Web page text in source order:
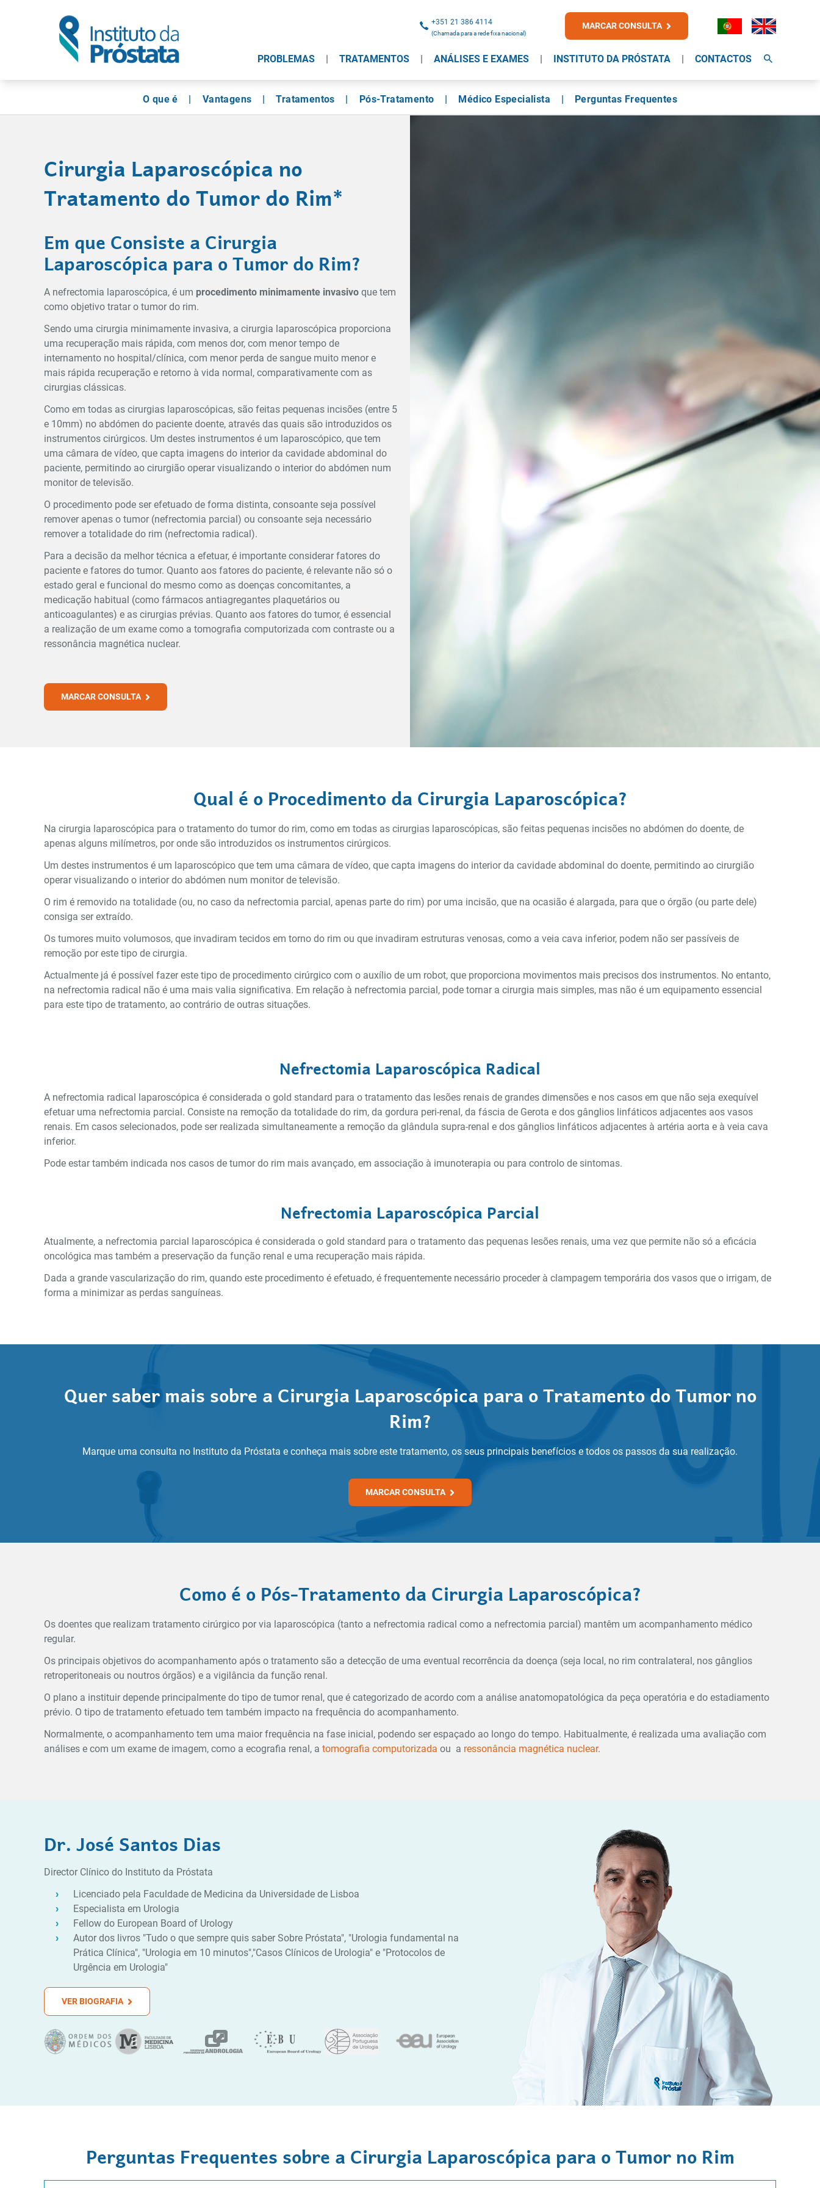
+351 21 386 4114
(Chamada para a rede fixa nacional)
MARCAR CONSULTA
PROBLEMAS TRATAMENTOS ANÁLISES E EXAMES INSTITUTO DA PRÓSTATA CONTACTOS
O que é Vantagens Tratamentos Pós-Tratamento Médico Especialista Perguntas Frequentes
Cirurgia Laparoscópica no
Tratamento do Tumor do Rim*
Em que Consiste a Cirurgia
Laparoscópica para o Tumor do Rim?
A nefrectomia laparoscópica, é um procedimento minimamente invasivo que tem
como objetivo tratar o tumor do rim.
Sendo uma cirurgia minimamente invasiva, a cirurgia laparoscópica proporciona
uma recuperação mais rápida, com menos dor, com menor tempo de
internamento no hospital/clínica, com menor perda de sangue muito menor e
mais rápida recuperação e retorno à vida normal, comparativamente com as
cirurgias clássicas.
Como em todas as cirurgias laparoscópicas, são feitas pequenas incisões (entre 5
e 10mm) no abdómen do paciente doente, através das quais são introduzidos os
instrumentos cirúrgicos. Um destes instrumentos é um laparoscópico, que tem
uma câmara de vídeo, que capta imagens do interior da cavidade abdominal do
paciente, permitindo ao cirurgião operar visualizando o interior do abdómen num
monitor de televisão.
O procedimento pode ser efetuado de forma distinta, consoante seja possível
remover apenas o tumor (nefrectomia parcial) ou consoante seja necessário
remover a totalidade do rim (nefrectomia radical).
Para a decisão da melhor técnica a efetuar, é importante considerar fatores do
paciente e fatores do tumor. Quanto aos fatores do paciente, é relevante não só o
estado geral e funcional do mesmo como as doenças concomitantes, a
medicação habitual (como fármacos antiagregantes plaquetários ou
anticoagulantes) e as cirurgias prévias. Quanto aos fatores do tumor, é essencial
a realização de um exame como a tomografia computorizada com contraste ou a
ressonância magnética nuclear.
MARCAR CONSULTA
Qual é o Procedimento da Cirurgia Laparoscópica?
Na cirurgia laparoscópica para o tratamento do tumor do rim, como em todas as cirurgias laparoscópicas, são feitas pequenas incisões no abdómen do doente, de
apenas alguns milímetros, por onde são introduzidos os instrumentos cirúrgicos.
Um destes instrumentos é um laparoscópico que tem uma câmara de vídeo, que capta imagens do interior da cavidade abdominal do doente, permitindo ao cirurgião
operar visualizando o interior do abdómen num monitor de televisão.
O rim é removido na totalidade (ou, no caso da nefrectomia parcial, apenas parte do rim) por uma incisão, que na ocasião é alargada, para que o órgão (ou parte dele)
consiga ser extraído.
Os tumores muito volumosos, que invadiram tecidos em torno do rim ou que invadiram estruturas venosas, como a veia cava inferior, podem não ser passíveis de
remoção por este tipo de cirurgia.
Actualmente já é possível fazer este tipo de procedimento cirúrgico com o auxílio de um robot, que proporciona movimentos mais precisos dos instrumentos. No entanto,
na nefrectomia radical não é uma mais valia significativa. Em relação à nefrectomia parcial, pode tornar a cirurgia mais simples, mas não é um equipamento essencial
para este tipo de tratamento, ao contrário de outras situações.
Nefrectomia Laparoscópica Radical
A nefrectomia radical laparoscópica é considerada o gold standard para o tratamento das lesões renais de grandes dimensões e nos casos em que não seja exequível
efetuar uma nefrectomia parcial. Consiste na remoção da totalidade do rim, da gordura peri-renal, da fáscia de Gerota e dos gânglios linfáticos adjacentes aos vasos
renais. Em casos selecionados, pode ser realizada simultaneamente a remoção da glândula supra-renal e dos gânglios linfáticos adjacentes à artéria aorta e à veia cava
inferior.
Pode estar também indicada nos casos de tumor do rim mais avançado, em associação à imunoterapia ou para controlo de sintomas.
Nefrectomia Laparoscópica Parcial
Atualmente, a nefrectomia parcial laparoscópica é considerada o gold standard para o tratamento das pequenas lesões renais, uma vez que permite não só a eficácia
oncológica mas também a preservação da função renal e uma recuperação mais rápida.
Dada a grande vascularização do rim, quando este procedimento é efetuado, é frequentemente necessário proceder à clampagem temporária dos vasos que o irrigam, de
forma a minimizar as perdas sanguíneas.
Quer saber mais sobre a Cirurgia Laparoscópica para o Tratamento do Tumor no
Rim?
Marque uma consulta no Instituto da Próstata e conheça mais sobre este tratamento, os seus principais benefícios e todos os passos da sua realização.
MARCAR CONSULTA
Como é o Pós-Tratamento da Cirurgia Laparoscópica?
Os doentes que realizam tratamento cirúrgico por via laparoscópica (tanto a nefrectomia radical como a nefrectomia parcial) mantêm um acompanhamento médico
regular.
Os principais objetivos do acompanhamento após o tratamento são a detecção de uma eventual recorrência da doença (seja local, no rim contralateral, nos gânglios
retroperitoneais ou noutros órgãos) e a vigilância da função renal.
O plano a instituir depende principalmente do tipo de tumor renal, que é categorizado de acordo com a análise anatomopatológica da peça operatória e do estadiamento
prévio. O tipo de tratamento efetuado tem também impacto na frequência do acompanhamento.
Normalmente, o acompanhamento tem uma maior frequência na fase inicial, podendo ser espaçado ao longo do tempo. Habitualmente, é realizada uma avaliação com
análises e com um exame de imagem, como a ecografia renal, a tomografia computorizada ou a ressonância magnética nuclear.
Dr. José Santos Dias
Director Clínico do Instituto da Próstata
Licenciado pela Faculdade de Medicina da Universidade de Lisboa
Especialista em Urologia
Fellow do European Board of Urology
Autor dos livros "Tudo o que sempre quis saber Sobre Próstata", "Urologia fundamental na
Prática Clínica", "Urologia em 10 minutos","Casos Clínicos de Urologia" e "Protocolos de
Urgência em Urologia"
VER BIOGRAFIA
Perguntas Frequentes sobre a Cirurgia Laparoscópica para o Tumor no Rim